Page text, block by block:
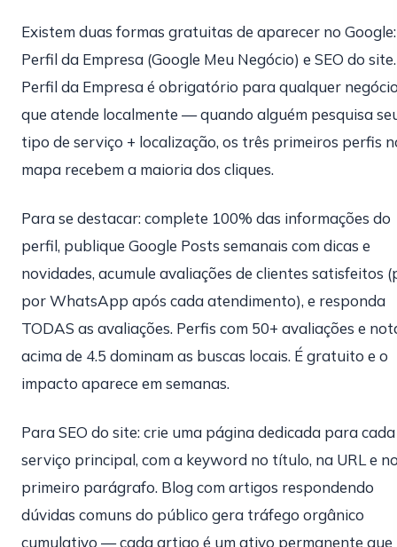
Existem duas formas gratuitas de aparecer no Google:
Perfil da Empresa (Google Meu Negócio) e SEO do
Perfil da Empresa é obrigatório para qualquer
que atende localmente — quando alguém pesquisa
tipo de serviço + localização, os três primeiros perfis
mapa recebem a maioria dos cliques.
Para se destacar: complete 100% das informações do
perfil, publique Google Posts semanais com dicas e
novidades, acumule avaliações de clientes satisfeitos
por WhatsApp após cada atendimento), e responda
TODAS as avaliações. Perfis com 50+ avaliações e
acima de 4.5 dominam as buscas locais. É gratuito e o
impacto aparece em semanas.
Para SEO do site: crie uma página dedicada para cada
serviço principal, com a keyword no título, na URL e
primeiro parágrafo. Blog com artigos respondendo
dúvidas comuns do público gera tráfego orgânico
cumulativo — cada artigo é um ativo permanente que